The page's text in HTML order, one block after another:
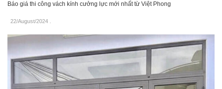
Báo giá thi công vách kính cưởng lực mới nhất từ Việt Phong
22/August/2024